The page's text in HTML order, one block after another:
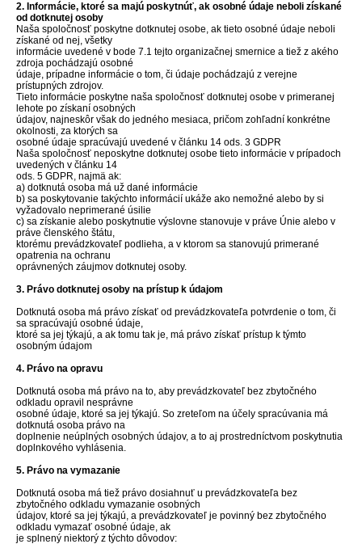
2. Informácie, ktoré sa majú poskytnúť, ak osobné údaje neboli získané
od dotknutej osoby
Naša spoločnosť poskytne dotknutej osobe, ak tieto osobné údaje neboli
získané od nej, všetky
informácie uvedené v bode 7.1 tejto organizačnej smernice a tiež z akého
zdroja pochádzajú osobné
údaje, prípadne informácie o tom, či údaje pochádzajú z verejne
prístupných zdrojov.
Tieto informácie poskytne naša spoločnosť dotknutej osobe v primeranej
lehote po získaní osobných
údajov, najneskôr však do jedného mesiaca, pričom zohľadní konkrétne
okolnosti, za ktorých sa
osobné údaje spracúvajú uvedené v článku 14 ods. 3 GDPR
Naša spoločnosť neposkytne dotknutej osobe tieto informácie v prípadoch
uvedených v článku 14
ods. 5 GDPR, najmä ak:
a) dotknutá osoba má už dané informácie
b) sa poskytovanie takýchto informácií ukáže ako nemožné alebo by si
vyžadovalo neprimerané úsilie
c) sa získanie alebo poskytnutie výslovne stanovuje v práve Únie alebo v
práve členského štátu,
ktorému prevádzkovateľ podlieha, a v ktorom sa stanovujú primerané
opatrenia na ochranu
oprávnených záujmov dotknutej osoby.
3. Právo dotknutej osoby na prístup k údajom
Dotknutá osoba má právo získať od prevádzkovateľa potvrdenie o tom, či
sa spracúvajú osobné údaje,
ktoré sa jej týkajú, a ak tomu tak je, má právo získať prístup k týmto
osobným údajom
4. Právo na opravu
Dotknutá osoba má právo na to, aby prevádzkovateľ bez zbytočného
odkladu opravil nesprávne
osobné údaje, ktoré sa jej týkajú. So zreteľom na účely spracúvania má
dotknutá osoba právo na
doplnenie neúplných osobných údajov, a to aj prostredníctvom poskytnutia
doplnkového vyhlásenia.
5. Právo na vymazanie
Dotknutá osoba má tiež právo dosiahnuť u prevádzkovateľa bez
zbytočného odkladu vymazanie osobných
údajov, ktoré sa jej týkajú, a prevádzkovateľ je povinný bez zbytočného
odkladu vymazať osobné údaje, ak
je splnený niektorý z týchto dôvodov: